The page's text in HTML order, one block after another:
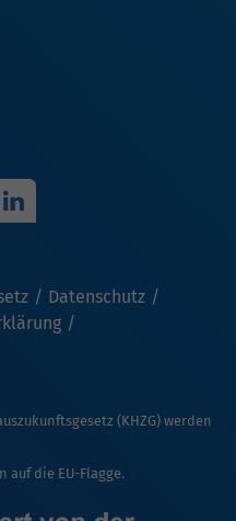
Datenschutz
(KHZG) werden
auf die EU-Flagge.